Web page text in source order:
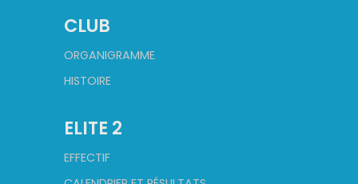
CLUB
ORGANIGRAMME
HISTOIRE
ELITE 2
EFFECTIF